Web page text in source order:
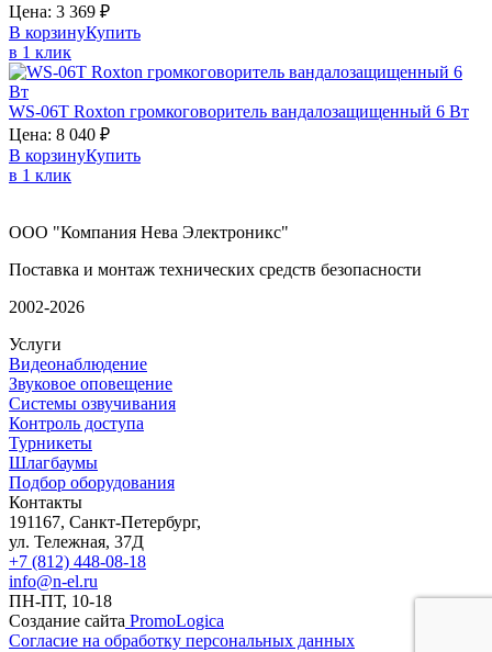
Цена: 3 369 ₽
В корзинуКупить
в 1 клик
WS-06T Roxton громкоговоритель вандалозащищенный 6 Вт
Цена: 8 040 ₽
В корзинуКупить
в 1 клик
ООО "Компания Нева Электроникс"
Поставка и монтаж технических средств безопасности
2002-2026
Услуги
Видеонаблюдение
Звуковое оповещение
Системы озвучивания
Контроль доступа
Турникеты
Шлагбаумы
Подбор оборудования
Контакты
191167, Санкт-Петербург,
ул. Тележная, 37Д
+7 (812) 448-08-18
info@n-el.ru
ПН-ПТ, 10-18
Создание сайта PromoLogica
Согласие на обработку персональных данных